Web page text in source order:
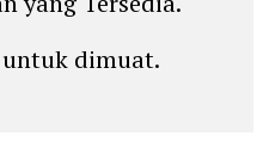
dimuat.